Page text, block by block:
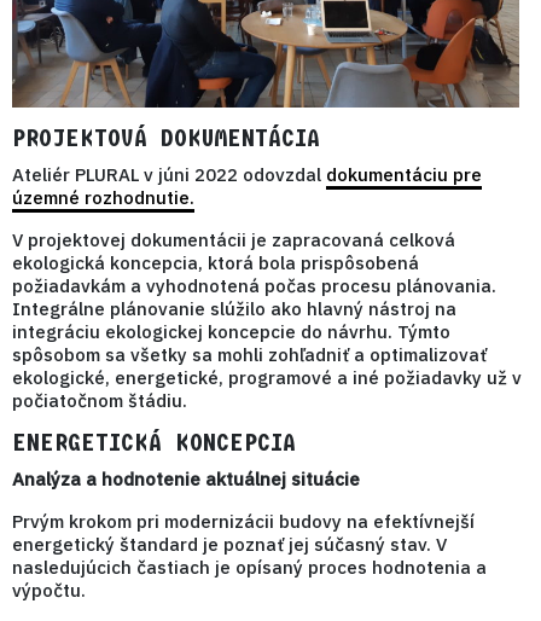
PROJEKTOVÁ DOKUMENTÁCIA
Ateliér PLURAL v júni 2022 odovzdal dokumentáciu pre
územné rozhodnutie.
V projektovej dokumentácii je zapracovaná celková
ekologická koncepcia, ktorá bola prispôsobená
požiadavkám a vyhodnotená počas procesu plánovania.
Integrálne plánovanie slúžilo ako hlavný nástroj na
integráciu ekologickej koncepcie do návrhu. Týmto
spôsobom sa všetky sa mohli zohľadniť a optimalizovať
ekologické, energetické, programové a iné požiadavky už v
počiatočnom štádiu.
ENERGETICKÁ KONCEPCIA
Analýza a hodnotenie aktuálnej situácie
Prvým krokom pri modernizácii budovy na efektívnejší
energetický štandard je poznať jej súčasný stav. V
nasledujúcich častiach je opísaný proces hodnotenia a
výpočtu.